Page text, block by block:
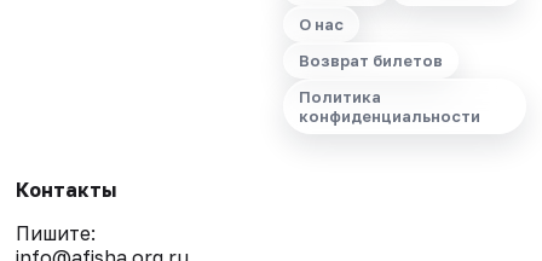
О нас
Возврат билетов
Политика
конфиденциальности
Контакты
Пишите: